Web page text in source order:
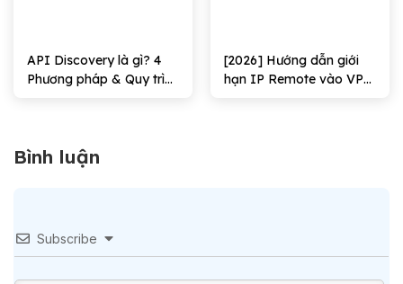
API Discovery là gì? 4
Phương pháp & Quy trình
[2026] Hướng dẫn giới
hạn IP Remote vào VPS
Bình luận
Subscribe